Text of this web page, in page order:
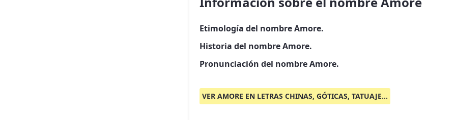
Etimología del nombre Amore.
Historia del nombre Amore.
Pronunciación del nombre Amore.
VER AMORE EN LETRAS CHINAS, GÓTICAS, TATUAJE...